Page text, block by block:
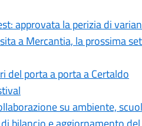
approvata la perizia di
a Mercantia, la prossima
del porta a porta a Certaldo
su ambiente,